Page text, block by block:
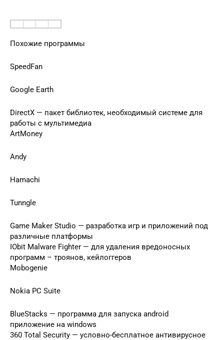
Похожие программы
SpeedFan
Google Earth
DirectX — пакет библиотек, необходимый системе для
работы с мультимедиа
ArtMoney
Andy
Hamachi
Tunngle
Game Maker Studio — разработка игр и приложений под
различные платформы
IObit Malware Fighter — для удаления вредоносных
программ – троянов, кейлоггеров
Mobogenie
Nokia PC Suite
BlueStacks — программа для запуска android
приложение на windows
360 Total Security — условно-бесплатное антивирусное